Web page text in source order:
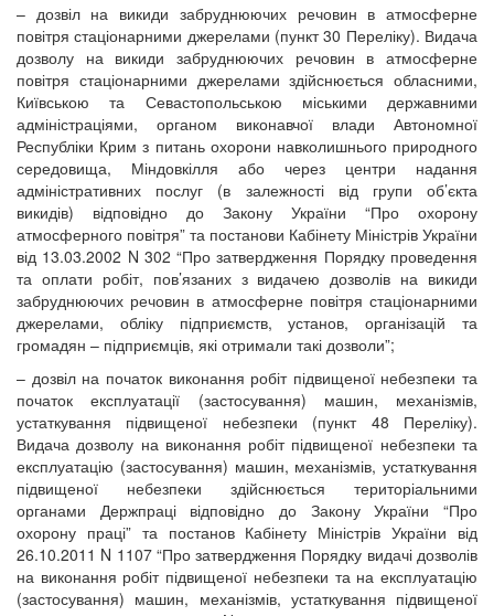
– дозвіл на викиди забруднюючих речовин в атмосферне
повітря стаціонарними джерелами (пункт 30 Переліку). Видача
дозволу на викиди забруднюючих речовин в атмосферне
повітря стаціонарними джерелами здійснюється обласними,
Київською та Севастопольською міськими державними
адміністраціями, органом виконавчої влади Автономної
Республіки Крим з питань охорони навколишнього природного
середовища, Міндовкілля або через центри надання
адміністративних послуг (в залежності від групи об’єкта
викидів) відповідно до Закону України “Про охорону
атмосферного повітря” та постанови Кабінету Міністрів України
від 13.03.2002 N 302 “Про затвердження Порядку проведення
та оплати робіт, пов’язаних з видачею дозволів на викиди
забруднюючих речовин в атмосферне повітря стаціонарними
джерелами, обліку підприємств, установ, організацій та
громадян – підприємців, які отримали такі дозволи”;
– дозвіл на початок виконання робіт підвищеної небезпеки та
початок експлуатації (застосування) машин, механізмів,
устаткування підвищеної небезпеки (пункт 48 Переліку).
Видача дозволу на виконання робіт підвищеної небезпеки та
експлуатацію (застосування) машин, механізмів, устаткування
підвищеної небезпеки здійснюється територіальними
органами Держпраці відповідно до Закону України “Про
охорону праці” та постанов Кабінету Міністрів України від
26.10.2011 N 1107 “Про затвердження Порядку видачі дозволів
на виконання робіт підвищеної небезпеки та на експлуатацію
(застосування) машин, механізмів, устаткування підвищеної